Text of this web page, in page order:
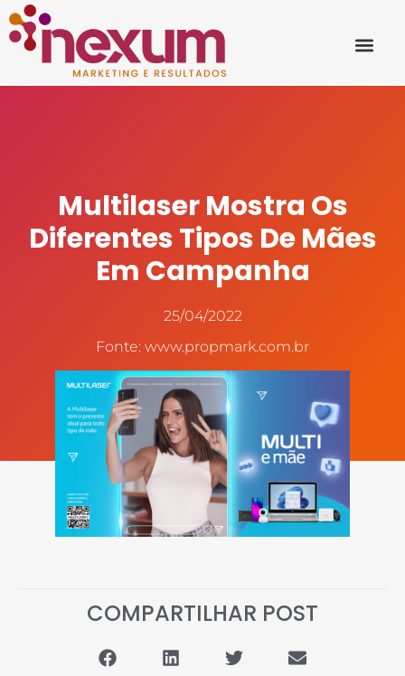
Multilaser Mostra Os
Diferentes Tipos De Mães
Em Campanha
25/04/2022
Fonte: www.propmark.com.br
COMPARTILHAR POST